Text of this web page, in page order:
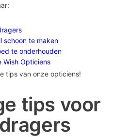
schoon te maken
te onderhouden
Wish Opticiens
tips van onze opticiens!
tips voor